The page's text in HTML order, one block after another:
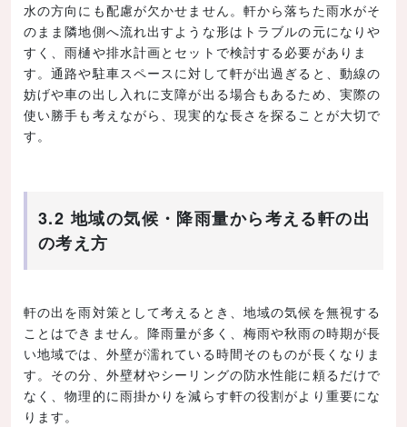
水の方向にも配慮が欠かせません。軒から落ちた雨水がそ
のまま隣地側へ流れ出すような形はトラブルの元になりや
すく、雨樋や排水計画とセットで検討する必要がありま
す。通路や駐車スペースに対して軒が出過ぎると、動線の
妨げや車の出し入れに支障が出る場合もあるため、実際の
使い勝手も考えながら、現実的な長さを探ることが大切で
す。
3.2 地域の気候・降雨量から考える軒の出
の考え方
軒の出を雨対策として考えるとき、地域の気候を無視する
ことはできません。降雨量が多く、梅雨や秋雨の時期が長
い地域では、外壁が濡れている時間そのものが長くなりま
す。その分、外壁材やシーリングの防水性能に頼るだけで
なく、物理的に雨掛かりを減らす軒の役割がより重要にな
ります。